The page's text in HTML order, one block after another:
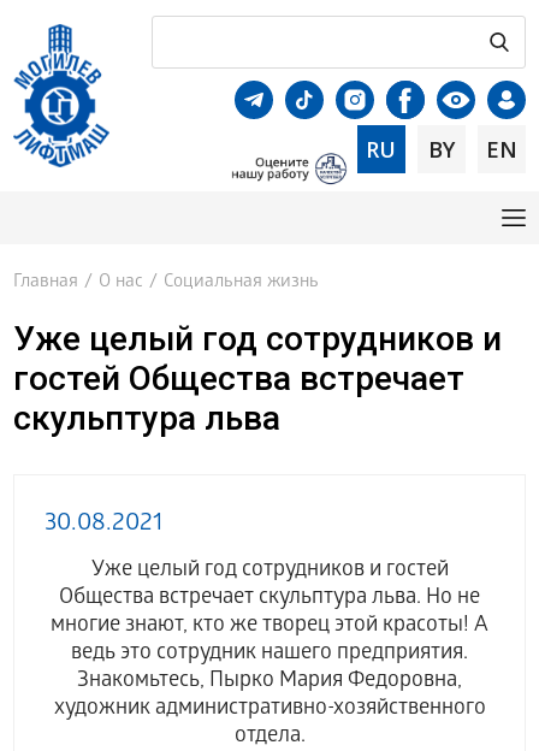
RU BY EN
Главная / О нас / Социальная жизнь
Уже целый год сотрудников и
гостей Общества встречает
скульптура льва
30.08.2021
Уже целый год сотрудников и гостей
Общества встречает скульптура льва. Но не
многие знают, кто же творец этой красоты! А
ведь это сотрудник нашего предприятия.
Знакомьтесь, Пырко Мария Федоровна,
художник административно-хозяйственного
отдела.